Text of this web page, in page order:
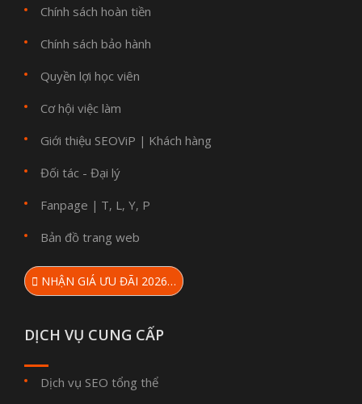
Chính sách hoàn tiền
Chính sách bảo hành
Quyền lợi học viên
Cơ hội việc làm
Giới thiệu SEOViP | Khách hàng
Đối tác - Đại lý
Fanpage | T, L, Y, P
Bản đồ trang web
NHẬN GIÁ ƯU ĐÃI 2026…
DỊCH VỤ CUNG CẤP
Dịch vụ SEO tổng thể